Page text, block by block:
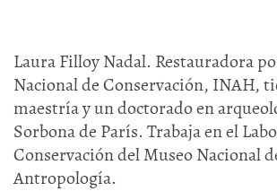
Laura Filloy Nadal. Restauradora
Nacional de Conservación, INAH,
maestría y un doctorado en
Sorbona de París. Trabaja en el
Conservación del Museo Nacional
Antropología.